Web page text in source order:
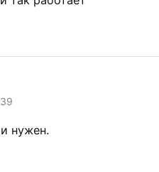
нужен.